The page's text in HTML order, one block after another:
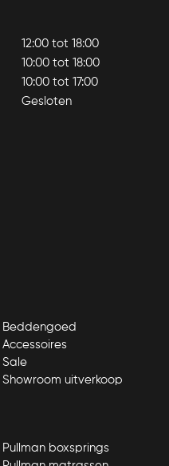
12:00 tot 18:00
10:00 tot 18:00
10:00 tot 17:00
Gesloten
Beddengoed
Accessoires
Sale
Showroom uitverkoop
Pullman boxsprings